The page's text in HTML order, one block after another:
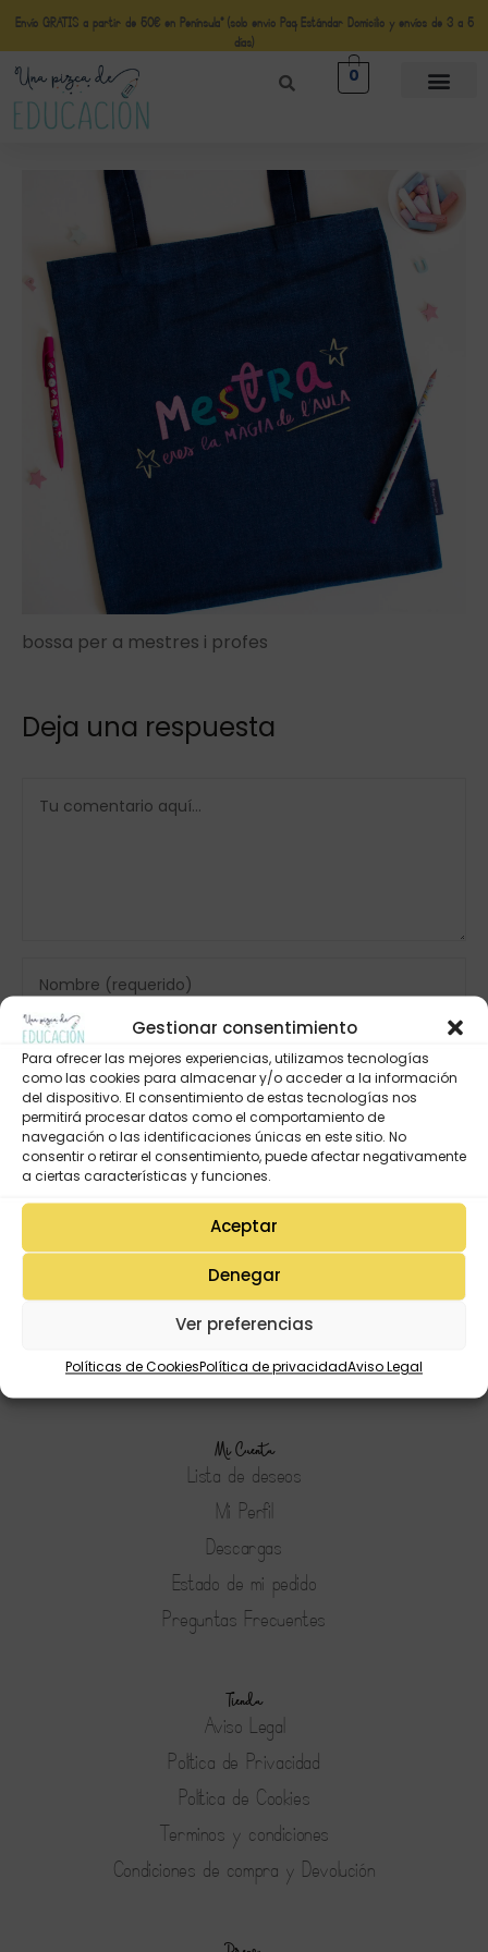
Gestionar consentimiento
Para ofrecer las mejores experiencias, utilizamos tecnologías
como las cookies para almacenar y/o acceder a la información
del dispositivo. El consentimiento de estas tecnologías nos
permitirá procesar datos como el comportamiento de
navegación o las identificaciones únicas en este sitio. No
consentir o retirar el consentimiento, puede afectar negativamente
a ciertas características y funciones.
Aceptar
Denegar
Ver preferencias
Políticas de CookiesPolítica de privacidadAviso Legal
Envío GRATIS a partir de 50€ en Península* (solo envio Paq Estándar Domicilio y envíos de 3 a 5
días)
0
bossa per a mestres i profes
Deja una respuesta
Mi Cuenta
Lista de deseos
Mi Perfil
Descargas
Estado de mi pedido
Preguntas Frecuentes
Tienda
Aviso Legal
Política de Privacidad
Política de Cookies
Terminos y condiciones
Condiciones de compra y Devolución